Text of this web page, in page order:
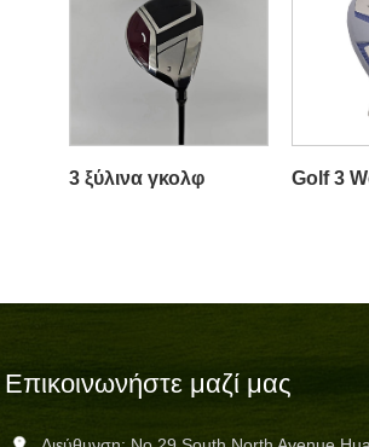
3 ξύλινα γκολφ Golf 3
Επικοινωνήστε μαζί μας